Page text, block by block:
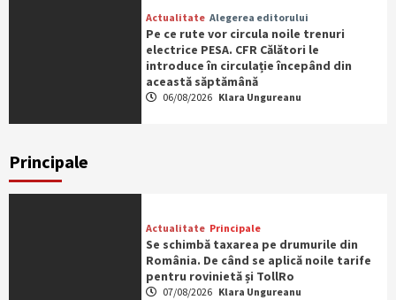
Actualitate Alegerea editorului
Pe ce rute vor circula noile trenuri
electrice PESA. CFR Călători le
introduce în circulație începând din
această săptămână
06/08/2026 Klara Ungureanu
Principale
Actualitate Principale
Se schimbă taxarea pe drumurile din
România. De când se aplică noile tarife
pentru rovinietă și TollRo
07/08/2026 Klara Ungureanu